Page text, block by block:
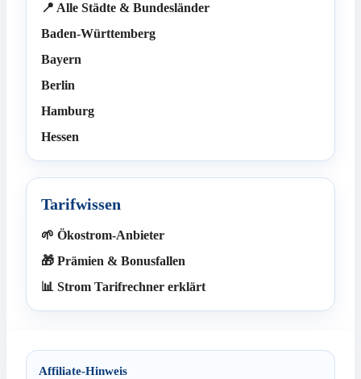
📍 Alle Städte & Bundesländer
Baden-Württemberg
Bayern
Berlin
Hamburg
Hessen
Tarifwissen
🌱 Ökostrom-Anbieter
🎁 Prämien & Bonusfallen
📊 Strom Tarifrechner erklärt
Affiliate-Hinweis